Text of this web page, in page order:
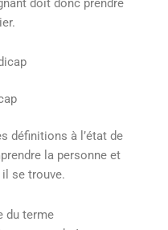
doit donc prendre
définitions à l’état de
la personne et
il se trouve.
du terme